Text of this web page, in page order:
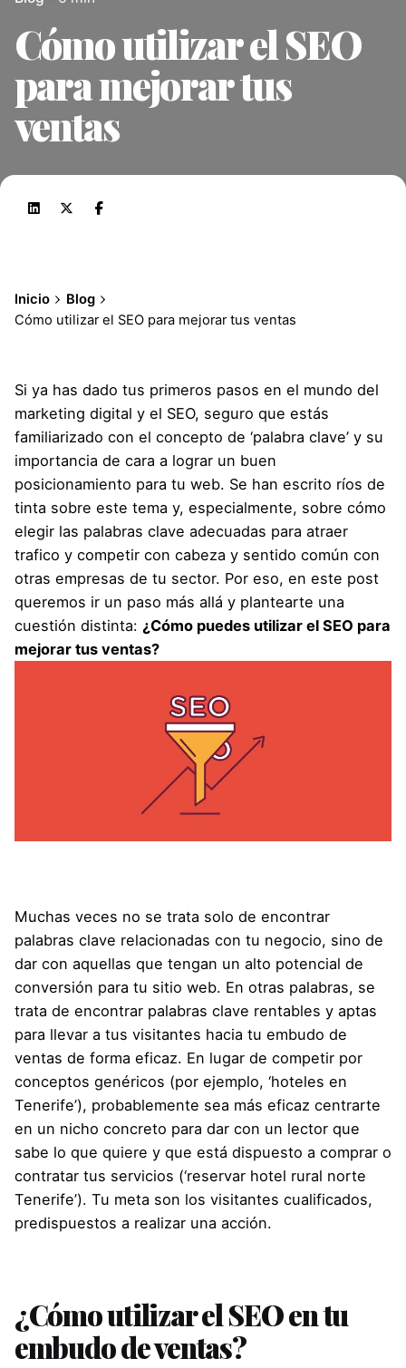
Cómo utilizar el SEO
para mejorar tus
ventas
Inicio
Blog
Cómo utilizar el SEO para mejorar tus ventas
Si ya has dado tus primeros pasos en el mundo del
marketing digital y el SEO, seguro que estás
familiarizado con el concepto de ‘palabra clave’ y su
importancia de cara a lograr un buen
posicionamiento para tu web. Se han escrito ríos de
tinta sobre este tema y, especialmente, sobre cómo
elegir las palabras clave adecuadas para atraer
trafico y competir con cabeza y sentido común con
otras empresas de tu sector. Por eso, en este post
queremos ir un paso más allá y plantearte una
cuestión distinta: ¿Cómo puedes utilizar el SEO para
mejorar tus ventas?
Muchas veces no se trata solo de encontrar
palabras clave relacionadas con tu negocio, sino de
dar con aquellas que tengan un alto potencial de
conversión para tu sitio web. En otras palabras, se
trata de encontrar palabras clave rentables y aptas
para llevar a tus visitantes hacia tu embudo de
ventas de forma eficaz. En lugar de competir por
conceptos genéricos (por ejemplo, ‘hoteles en
Tenerife’), probablemente sea más eficaz centrarte
en un nicho concreto para dar con un lector que
sabe lo que quiere y que está dispuesto a comprar o
contratar tus servicios (‘reservar hotel rural norte
Tenerife’). Tu meta son los visitantes cualificados,
predispuestos a realizar una acción.
¿Cómo utilizar el SEO en tu
embudo de ventas?